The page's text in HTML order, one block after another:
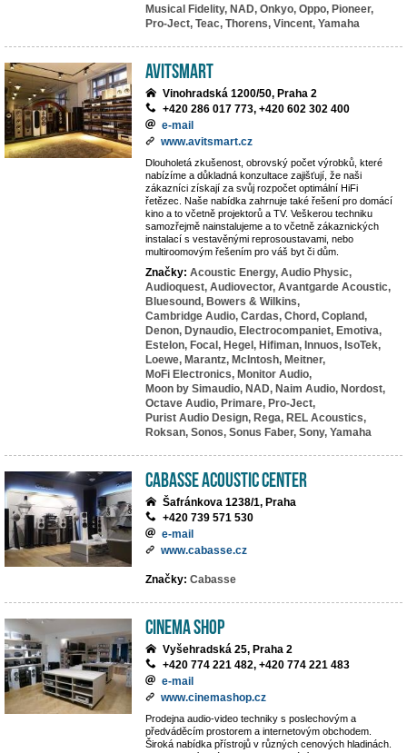
Musical Fidelity, NAD, Onkyo, Oppo, Pioneer,
Pro-Ject, Teac, Thorens, Vincent, Yamaha
Avitsmart
Vinohradská 1200/50, Praha 2
+420 286 017 773, +420 602 302 400
e-mail
www.avitsmart.cz
Dlouholetá zkušenost, obrovský počet výrobků, které
nabízíme a důkladná konzultace zajišťují, že naši
zákazníci získají za svůj rozpočet optimální HiFi
řetězec. Naše nabídka zahrnuje také řešení pro domácí
kino a to včetně projektorů a TV. Veškerou techniku
samozřejmě nainstalujeme a to včetně zákaznických
instalací s vestavěnými reprosoustavami, nebo
multiroomovým řešením pro váš byt či dům.
Značky: Acoustic Energy, Audio Physic,
Audioquest, Audiovector, Avantgarde Acoustic,
Bluesound, Bowers & Wilkins,
Cambridge Audio, Cardas, Chord, Copland,
Denon, Dynaudio, Electrocompaniet, Emotiva,
Estelon, Focal, Hegel, Hifiman, Innuos, IsoTek,
Loewe, Marantz, McIntosh, Meitner,
MoFi Electronics, Monitor Audio,
Moon by Simaudio, NAD, Naim Audio, Nordost,
Octave Audio, Primare, Pro-Ject,
Purist Audio Design, Rega, REL Acoustics,
Roksan, Sonos, Sonus Faber, Sony, Yamaha
Cabasse Acoustic Center
Šafránkova 1238/1, Praha
+420 739 571 530
e-mail
www.cabasse.cz
Značky: Cabasse
Cinema Shop
Vyšehradská 25, Praha 2
+420 774 221 482, +420 774 221 483
e-mail
www.cinemashop.cz
Prodejna audio-video techniky s poslechovým a
předváděcím prostorem a internetovým obchodem.
Široká nabídka přístrojů v různých cenových hladinách.